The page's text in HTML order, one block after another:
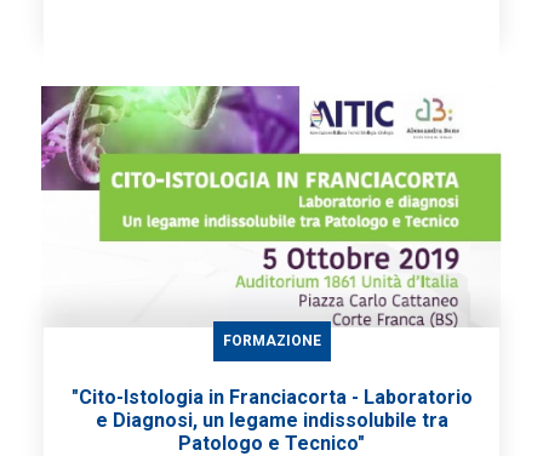
FORMAZIONE
"Cito-Istologia in Franciacorta - Laboratorio
e Diagnosi, un legame indissolubile tra
Patologo e Tecnico"